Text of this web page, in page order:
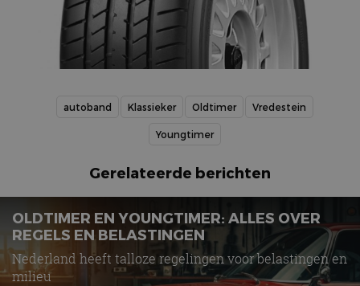
autoband Klassieker Oldtimer Vredestein
Youngtimer
Gerelateerde berichten
OLDTIMER EN YOUNGTIMER: ALLES OVER
REGELS EN BELASTINGEN
Nederland heeft talloze regelingen voor belastingen en
milieu